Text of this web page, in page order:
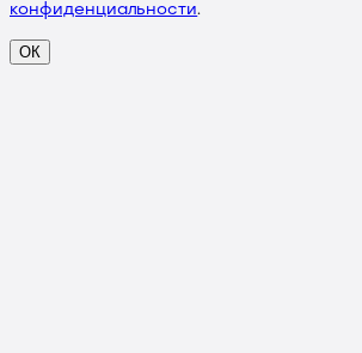
конфиденциальности.
ОК